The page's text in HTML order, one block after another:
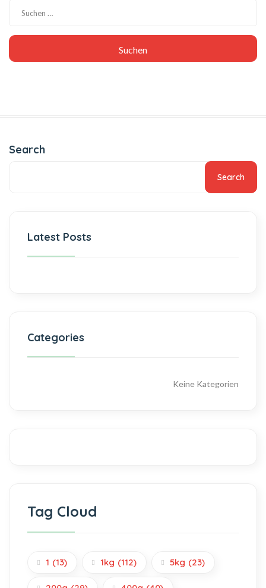
Search
Search
Latest Posts
Categories
Keine Kategorien
Tag Cloud
1 (13) 1kg (112) 5kg (23)